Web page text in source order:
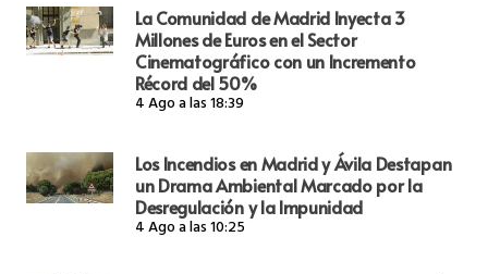
La Comunidad de Madrid Inyecta 3
Millones de Euros en el Sector
Cinematográfico con un Incremento
Récord del 50%
4 Ago a las 18:39
Los Incendios en Madrid y Ávila Destapan
un Drama Ambiental Marcado por la
Desregulación y la Impunidad
4 Ago a las 10:25